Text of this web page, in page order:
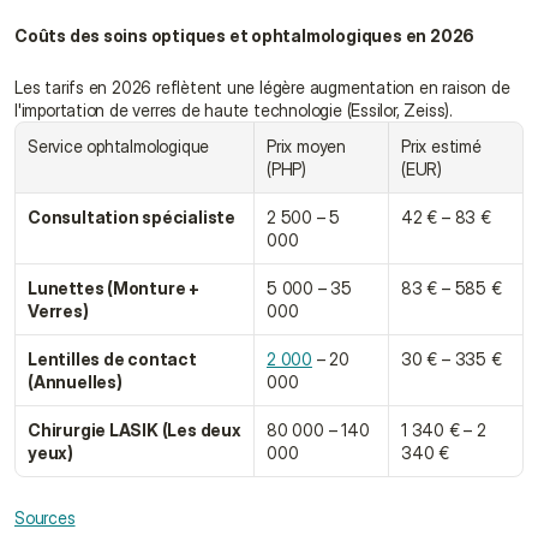
Coûts des soins optiques et ophtalmologiques en 2026
Les tarifs en 2026 reflètent une légère augmentation en raison de
l'importation de verres de haute technologie (Essilor, Zeiss).
Service ophtalmologique
Prix moyen
(PHP)
Prix estimé
(EUR)
Consultation spécialiste
2 500 – 5
000
42 € – 83 €
Lunettes (Monture +
Verres)
5 000 – 35
000
83 € – 585 €
Lentilles de contact
(Annuelles)
2 000 – 20
000
30 € – 335 €
Chirurgie LASIK (Les deux
yeux)
80 000 – 140
000
1 340 € – 2
340 €
Sources